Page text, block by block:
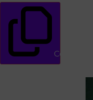
Copiar link